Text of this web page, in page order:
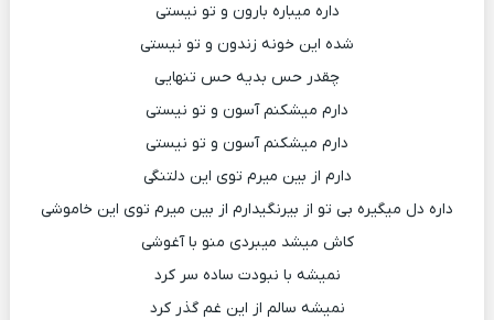
داره میباره بارون و تو نیستی
شده این خونه زندون و تو نیستی
چقدر حس بدیه حس تنهایی
دارم میشکنم آسون و تو نیستی
دارم میشکنم آسون و تو نیستی
دارم از بین میرم توی این دلتنگی
داره دل میگیره بی تو از بیرنگیدارم از بین میرم توی این خاموشی
کاش میشد میبردی منو با آغوشی
نمیشه با نبودت ساده سر کرد
نمیشه سالم از این غم گذر کرد